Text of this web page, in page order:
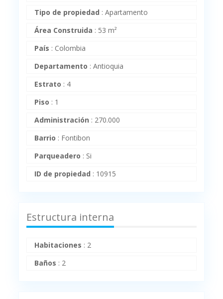
Tipo de propiedad :Apartamento
Área Construida : 53 m²
País : Colombia
Departamento :Antioquia
Estrato : 4
Piso : 1
Administración : 270.000
Barrio : Fontibon
Parqueadero : Si
ID de propiedad : 10915
Estructura interna
Habitaciones : 2
Baños : 2